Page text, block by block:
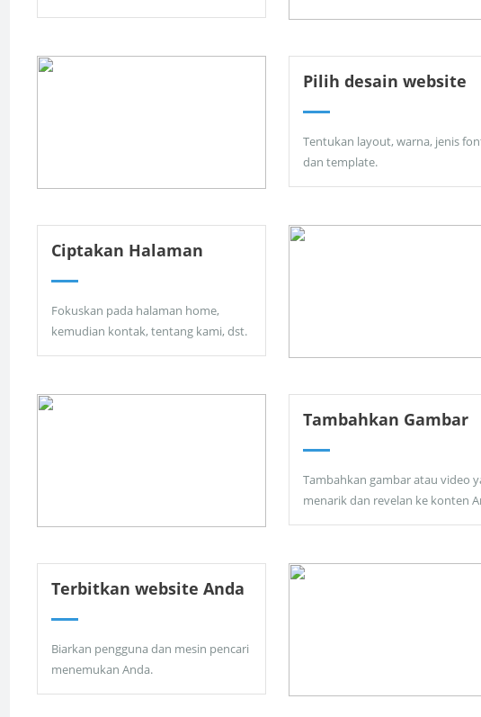
Pilih desain website
Tentukan layout, warna, jenis
dan template.
Ciptakan Halaman
Fokuskan pada halaman home,
kemudian kontak, tentang kami, dst.
Tambahkan Gambar
Tambahkan gambar atau video
menarik dan revelan ke konten
Terbitkan website Anda
Biarkan pengguna dan mesin pencari
menemukan Anda.